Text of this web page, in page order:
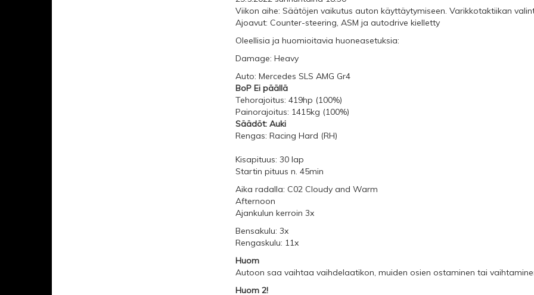
Viikon aihe: Säätöjen vaikutus auton käyttäytymiseen. Varikkotaktiikan
Ajoavut: Counter-steering, ASM ja autodrive kielletty
Oleellisia ja huomioitavia huoneasetuksia:
Damage: Heavy
Auto: Mercedes SLS AMG Gr4
BoP Ei päällä
Tehorajoitus: 419hp (100%)
Painorajoitus: 1415kg (100%)
Säädöt: Auki
Rengas: Racing Hard (RH)
Kisapituus: 30 lap
Startin pituus n. 45min
Aika radalla: C02 Cloudy and Warm
Afternoon
Ajankulun kerroin 3x
Bensakulu: 3x
Rengaskulu: 11x
Huom
Autoon saa vaihtaa vaihdelaatikon, muiden osien ostaminen tai
Huom 2!